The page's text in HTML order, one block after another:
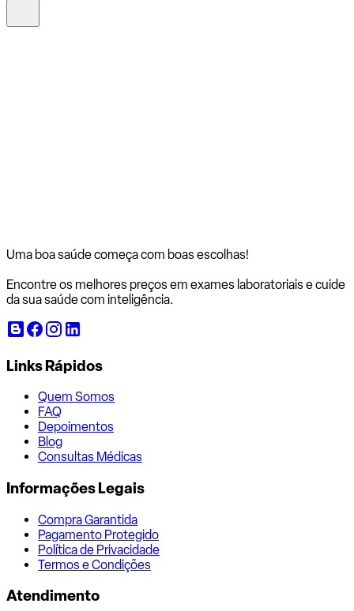
Uma boa saúde começa com boas escolhas!
Encontre os melhores preços em exames laboratoriais e cuide
da sua saúde com inteligência.
Links Rápidos
Quem Somos
FAQ
Depoimentos
Blog
Consultas Médicas
Informações Legais
Compra Garantida
Pagamento Protegido
Política de Privacidade
Termos e Condições
Atendimento